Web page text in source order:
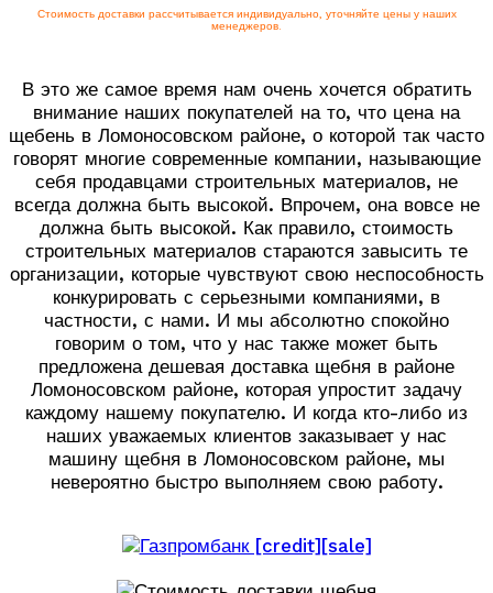
Стоимость доставки рассчитывается индивидуально, уточняйте цены у наших
менеджеров.
В это же самое время нам очень хочется обратить
внимание наших покупателей на то, что цена на
щебень в Ломоносовском районе, о которой так часто
говорят многие современные компании, называющие
себя продавцами строительных материалов, не
всегда должна быть высокой. Впрочем, она вовсе не
должна быть высокой. Как правило, стоимость
строительных материалов стараются завысить те
организации, которые чувствуют свою неспособность
конкурировать с серьезными компаниями, в
частности, с нами. И мы абсолютно спокойно
говорим о том, что у нас также может быть
предложена дешевая доставка щебня в районе
Ломоносовском районе, которая упростит задачу
каждому нашему покупателю. И когда кто-либо из
наших уважаемых клиентов заказывает у нас
машину щебня в Ломоносовском районе, мы
невероятно быстро выполняем свою работу.